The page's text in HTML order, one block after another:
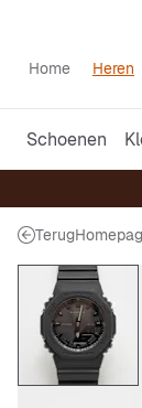
Home Heren
Schoenen
Terug